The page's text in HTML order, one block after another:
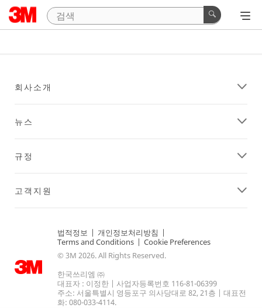
회사소개
뉴스
규정
고객지원
법적정보 | 개인정보처리방침 |
Terms and Conditions | Cookie Preferences
© 3M 2026. All Rights Reserved.
한국쓰리엠 ㈜
대표자 : 이정한 | 사업자등록번호 116-81-06399
주소: 서울특별시 영등포구 의사당대로 82, 21층 | 대표전
화: 080-033-4114.